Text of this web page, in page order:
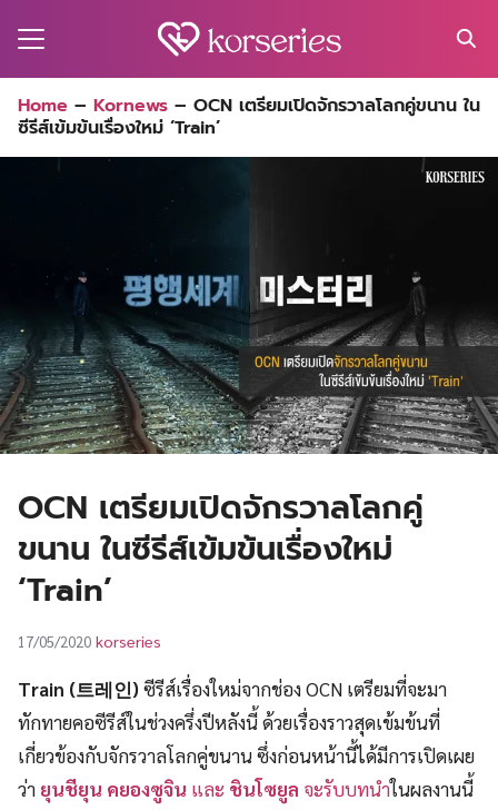
for:
Home – Kornews – OCN เตรียมเปิดจักรวาลโลกคู่ขนาน ใน
ซีรีส์เข้มข้นเรื่องใหม่ ‘Train’
OCN เตรียมเปิดจักรวาลโลกคู่
ขนาน ในซีรีส์เข้มข้นเรื่องใหม่
‘Train’
17/05/2020 korseries
Train (트레인)ซีรีส์เรื่องใหม่จากช่อง OCN เตรียมที่จะมา
ทักทายคอซีรีส์ในช่วงครึ่งปีหลังนี้ ด้วยเรื่องราวสุดเข้มข้นที่
เกี่ยวข้องกับจักรวาลโลกคู่ขนาน ซึ่งก่อนหน้านี้ได้มีการเปิดเผย
ว่า ยุนชียุน คยองซูจิน และ ชินโซยูล จะรับบทนำในผลงานนี้